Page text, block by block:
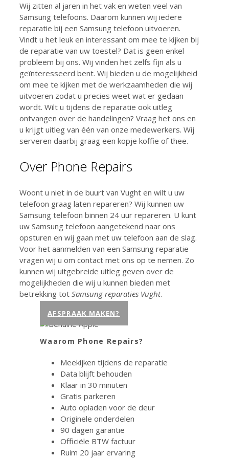
Wij zitten al jaren in het vak en weten veel van
Samsung telefoons. Daarom kunnen wij iedere
reparatie bij een Samsung telefoon uitvoeren.
Vindt u het leuk en interessant om mee te kijken bij
de reparatie van uw toestel? Dat is geen enkel
probleem bij ons. Wij vinden het zelfs fijn als u
geïnteresseerd bent. Wij bieden u de mogelijkheid
om mee te kijken met de werkzaamheden die wij
uitvoeren zodat u precies weet wat er gedaan
wordt. Wilt u tijdens de reparatie ook uitleg
ontvangen over de handelingen? Vraag het ons en
u krijgt uitleg van één van onze medewerkers. Wij
serveren daarbij graag een kopje koffie of thee.
Over Phone Repairs
Woont u niet in de buurt van Vught en wilt u uw
telefoon graag laten repareren? Wij kunnen uw
Samsung telefoon binnen 24 uur repareren. U kunt
uw Samsung telefoon aangetekend naar ons
opsturen en wij gaan met uw telefoon aan de slag.
Voor het aanmelden van een Samsung reparatie
vragen wij u om contact met ons op te nemen. Zo
kunnen wij uitgebreide uitleg geven over de
mogelijkheden die wij u kunnen bieden met
betrekking tot Samsung reparaties Vught.
AFSPRAAK MAKEN?
Waarom Phone Repairs?
Meekijken tijdens de reparatie
Data blijft behouden
Klaar in 30 minuten
Gratis parkeren
Auto opladen voor de deur
Originele onderdelen
90 dagen garantie
Officiële BTW factuur
Ruim 20 jaar ervaring